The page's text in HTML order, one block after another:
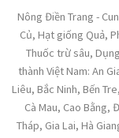
Nông Điền Trang -
Củ, Hạt giống Quả,
Thuốc trừ sâu,
thành Việt Nam: An
Liêu, Bắc Ninh, Bến
Cà Mau, Cao
Tháp, Gia Lai, Hà